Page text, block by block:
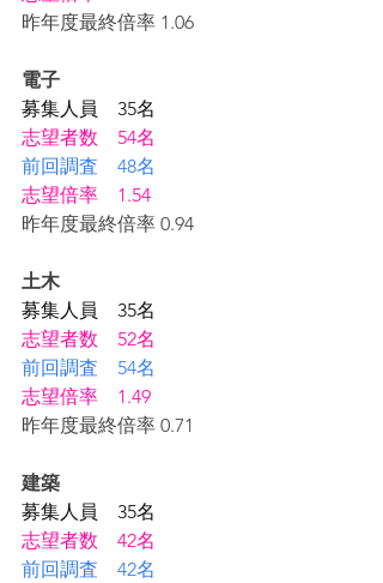
昨年度最終倍率 1.06
電子
募集人員　35名
志望者数　54名
前回調査　48名
志望倍率　1.54
昨年度最終倍率 0.94
土木
募集人員　35名
志望者数　52名
前回調査　54名
志望倍率　1.49
昨年度最終倍率 0.71
建築
募集人員　35名
志望者数　42名
前回調査　42名